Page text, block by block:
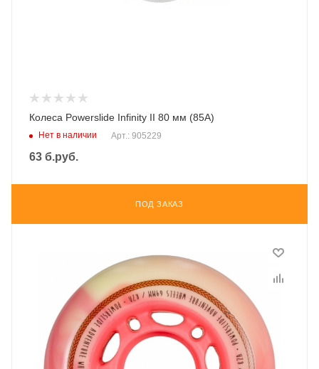
Колеса Powerslide Infinity II 80 мм (85A)
Нет в наличии Арт.: 905229
63 б.руб.
ПОД ЗАКАЗ